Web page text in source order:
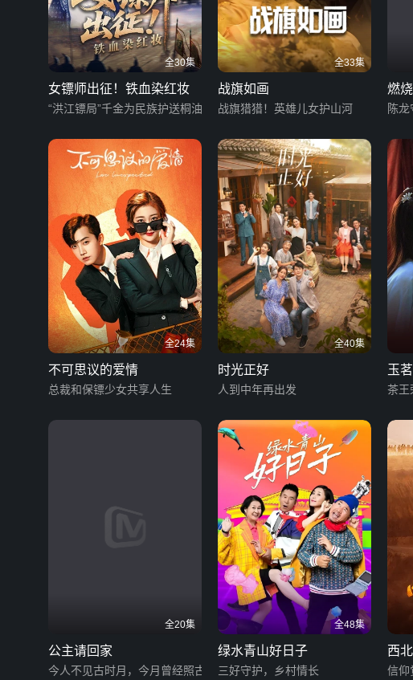
全30集
女镖师出征！铁血染红妆
“洪江镖局”千金为民族护送桐油
全33集
战旗如画
战旗猎猎！英雄儿女护山河
燃
陈
全24集
不可思议的爱情
总裁和保镖少女共享人生
全40集
时光正好
人到中年再出发
玉
茶王
全20集
公主请回家
今人不见古时月，今月曾经照古人
全48集
绿水青山好日子
三好守护，乡村情长
西
信仰